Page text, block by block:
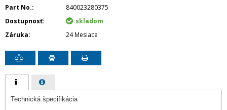
Part No.
840023280375
Dostupnosť
skladom
Záruka
24 Mesiace
Technická špecifikácia